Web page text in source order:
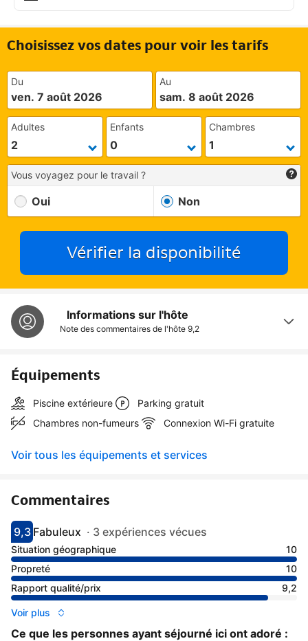
Choisissez vos dates pour voir les tarifs
Du
ven. 7 août 2026
Au
sam. 8 août 2026
Adultes Enfants Chambres
Vous voyagez pour le travail ?
Oui Non
Vérifier la disponibilité
Informations sur l'hôte
Note des commentaires de l'hôte 9,2
Équipements
Piscine extérieure
Parking gratuit
Chambres non-fumeurs
Connexion Wi-Fi gratuite
Voir tous les équipements et services
Commentaires
Avec une note de 9.3
9,3
fabuleuxFabuleux · 3 expériences vécues
Situation géographique
10
Propreté
10
Rapport qualité/prix
9,2
Voir plus
Ce que les personnes ayant séjourné ici ont adoré :